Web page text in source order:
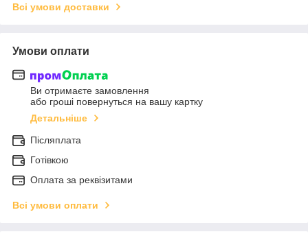
Всі умови доставки
Умови оплати
Ви отримаєте замовлення
або гроші повернуться на вашу картку
Детальніше
Післяплата
Готівкою
Оплата за реквізитами
Всі умови оплати